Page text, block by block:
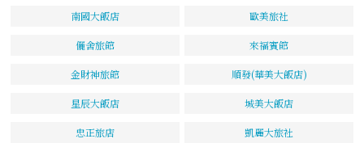
南國大飯店 歐美旅社
儷舍旅館 來福賓館
金財神旅館 順發(華美大飯店)
星辰大飯店 城美大飯店
忠正旅店 凱麗大旅社